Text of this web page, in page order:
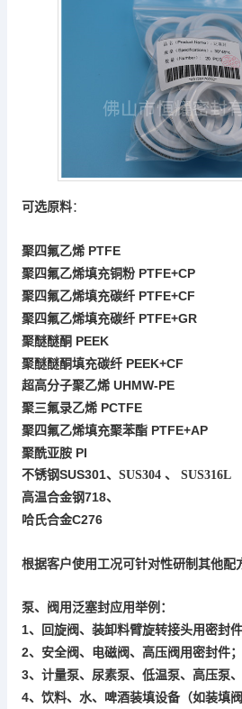
可选原料：
聚四氟乙烯 PTFE
聚四氟乙烯填充铜粉 PTFE+CP
聚四氟乙烯填充碳纤 PTFE+CF
聚四氟乙烯填充碳纤 PTFE+GR
聚醚醚酮 PEEK
聚醚醚酮填充碳纤 PEEK+CF
超高分子聚乙烯 UHMW-PE
聚三氟录乙烯 PCTFE
聚四氟乙烯填充聚苯酯 PTFE+AP
聚酰亚胺 PI
不锈钢SUS301、 SUS304 、 SUS316L
高温合金钢718、
哈氏合金C276
根据客户使用工况可针对性研制其他配
泵、阀用泛塞封应用举例：
1、 回旋阀、 装卸料臂旋转接头用密封件
2、 安全阀、电磁阀、高压阀 用密封件；
3、 计量泵、尿素泵、低温泵、高压泵、
4、饮料、水、啤酒装填设备（如装填